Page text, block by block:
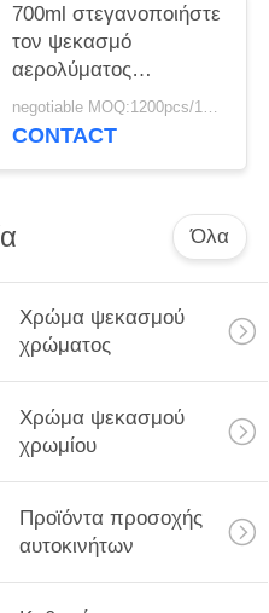
700ml στεγανοποιήστε
τον ψεκασμό
αερολύματος
στεγανωτικής ουσίας
σωλήνων χρωμάτων
negotiable MOQ:1200pcs/100ctns για κάθε χρώμα
CONTACT
Όλα
Χρώμα ψεκασμού
χρώματος
Χρώμα ψεκασμού
χρωμίου
Προϊόντα προσοχής
αυτοκινήτων